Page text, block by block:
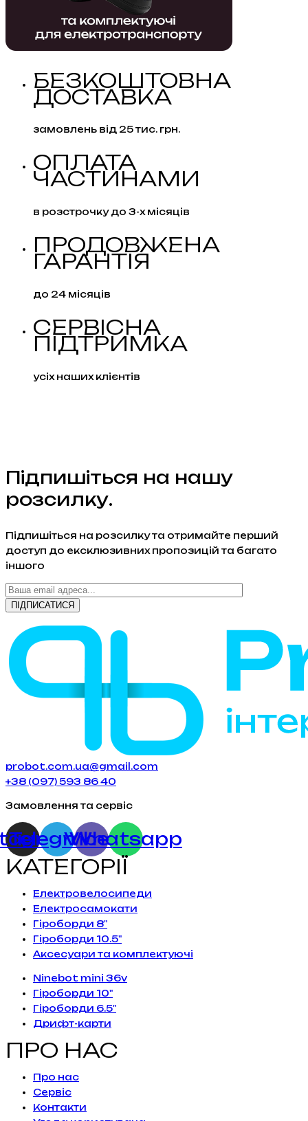
БЕЗКОШТОВНА
ДОСТАВКА
замовлень від 25 тис. грн.
ОПЛАТА
ЧАСТИНАМИ
в розстрочку до 3-х місяців
ПРОДОВЖЕНА
ГАРАНТІЯ
до 24 місяців
СЕРВІСНА
ПІДТРИМКА
усіх наших клієнтів
Підпишіться на нашу
розсилку.
Підпишіться на розсилку та отримайте перший
доступ до ексклюзивних пропозицій та багато
іншого
probot.com.ua@gmail.com
+38 (097) 593 86 40
Замовлення та сервіс
Telegram
Viber
Whatsapp
КАТЕГОРІЇ
Електровелосипеди
Електросамокати
Гіроборди 8"
Гіроборди 10.5"
Аксесуари та комплектуючі
Ninebot mini 36v
Гіроборди 10"
Гіроборди 6.5"
Дрифт-карти
ПРО НАС
Про нас
Сервiс
Контакти